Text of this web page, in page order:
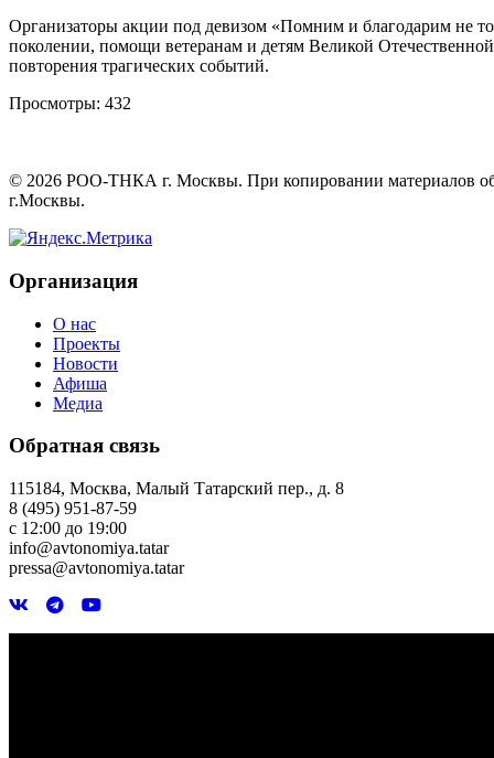
Организаторы акции под девизом «Помним и благодарим не
поколении, помощи ветеранам и детям Великой
повторения трагических событий.
Просмотры: 432
© 2026 РОО-ТНКА г. Москвы. При копировании материалов
г.Москвы.
Организация
О нас
Проекты
Новости
Афиша
Медиа
Обратная связь
115184, Москва, Малый Татарский пер., д. 8
8 (495) 951-87-59
с 12:00 до 19:00
info@avtonomiya.tatar
pressa@avtonomiya.tatar